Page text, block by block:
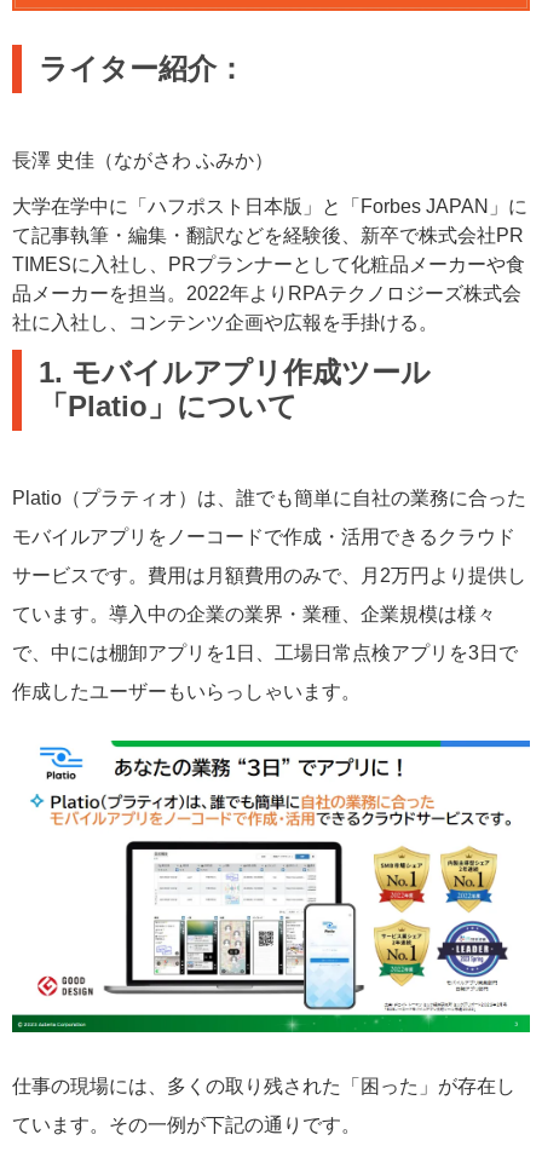
ライター紹介：
長澤 史佳（ながさわ ふみか）
大学在学中に「ハフポスト日本版」と「Forbes JAPAN」に
て記事執筆・編集・翻訳などを経験後、新卒で株式会社PR
TIMESに入社し、PRプランナーとして化粧品メーカーや食
品メーカーを担当。2022年よりRPAテクノロジーズ株式会
社に入社し、コンテンツ企画や広報を手掛ける。
1. モバイルアプリ作成ツール
「Platio」について
Platio（プラティオ）は、誰でも簡単に自社の業務に合った
モバイルアプリをノーコードで作成・活用できるクラウド
サービスです。費用は月額費用のみで、月2万円より提供し
ています。導入中の企業の業界・業種、企業規模は様々
で、中には棚卸アプリを1日、工場日常点検アプリを3日で
作成したユーザーもいらっしゃいます。
仕事の現場には、多くの取り残された「困った」が存在し
ています。その一例が下記の通りです。